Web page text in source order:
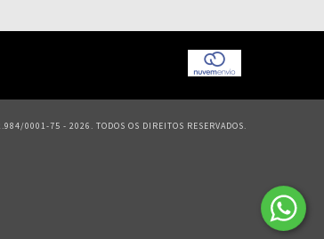
0001-75 - 2026. TODOS OS DIREITOS RESERVADOS.